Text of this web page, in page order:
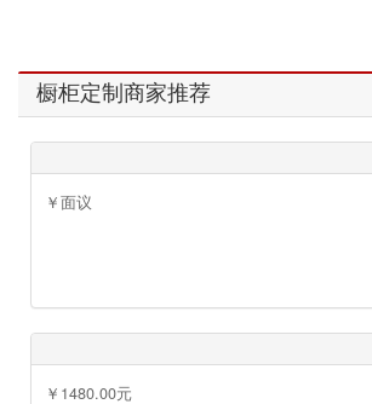
橱柜定制商家推荐
￥面议
￥面议
￥1480.00元